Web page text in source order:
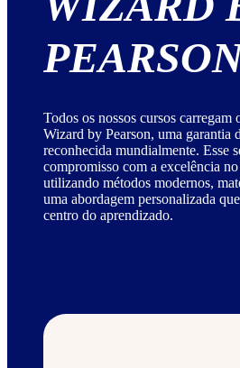
Todos os nossos cursos carregam
Wizard by Pearson, uma garantia
reconhecida mundialmente. Esse
compromisso com a excelência
utilizando métodos modernos,
uma abordagem personalizada
centro do aprendizado.